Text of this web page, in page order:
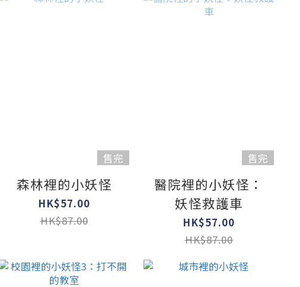
售完
森林裡的小妖怪
HK$57.00
HK$87.00
售完
醫院裡的小妖怪：
妖怪救護車
HK$57.00
HK$87.00